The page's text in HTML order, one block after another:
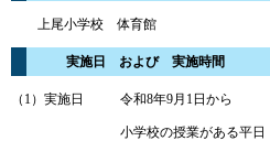
上尾小学校 体育館
実施日 および 実施時間
（1）実施日 令和8年9月1日から
小学校の授業がある平日（月曜